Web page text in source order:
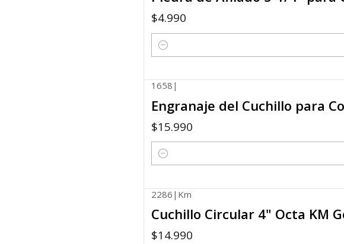
$4.990
Quantity
1658 |
Engranaje del Cuchillo para
$15.990
Quantity
2286 | Km
Cuchillo Circular 4" Octa KM
$14.990